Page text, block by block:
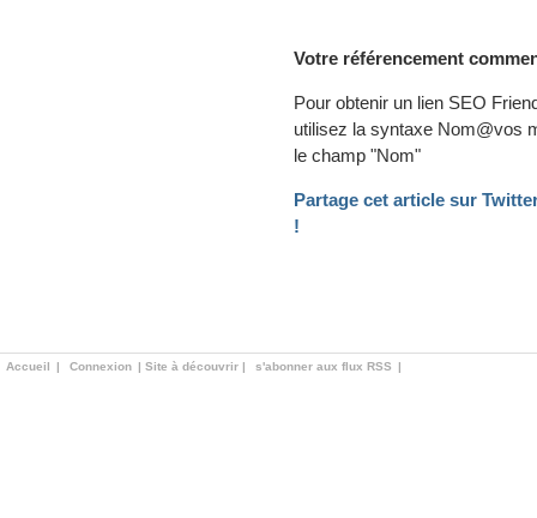
Votre référencement
Pour obtenir un lien SEO
utilisez la syntaxe Nom@vos
le champ "Nom"
Partage cet article sur
!
Accueil | Connexion | Site à découvrir | s'abonner aux flux RSS |